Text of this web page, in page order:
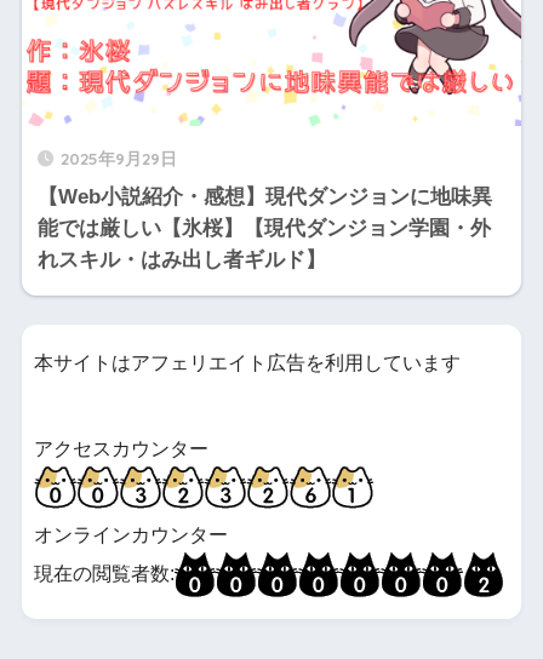
2025年9月29日
【Web小説紹介・感想】現代ダンジョンに地味異
能では厳しい【氷桜】【現代ダンジョン学園・外
れスキル・はみ出し者ギルド】
本サイトはアフェリエイト広告を利用しています
アクセスカウンター
オンラインカウンター
現在の閲覧者数: